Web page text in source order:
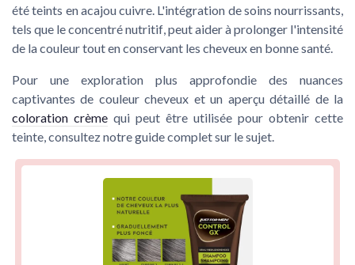
été teints en acajou cuivre. L'intégration de soins nourrissants,
tels que leconcentré nutritif, peut aider à prolonger l'intensité
de la couleur tout en conservant les cheveux en bonne santé.
Pour une exploration plus approfondie des nuances
captivantes de couleur cheveux et un aperçu détaillé de la
coloration crème qui peut être utilisée pour obtenir cette
teinte, consultez notre guide complet sur le sujet.